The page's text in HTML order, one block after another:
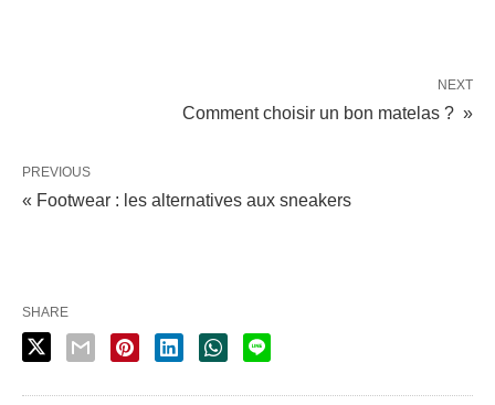
NEXT
Comment choisir un bon matelas ? »
PREVIOUS
« Footwear : les alternatives aux sneakers
SHARE